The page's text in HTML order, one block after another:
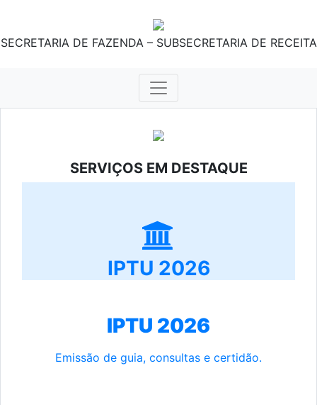
SECRETARIA DE FAZENDA – SUBSECRETARIA DE RECEITA
SERVIÇOS EM DESTAQUE
IPTU 2026
IPTU 2026
Emissão de guia, consultas e certidão.